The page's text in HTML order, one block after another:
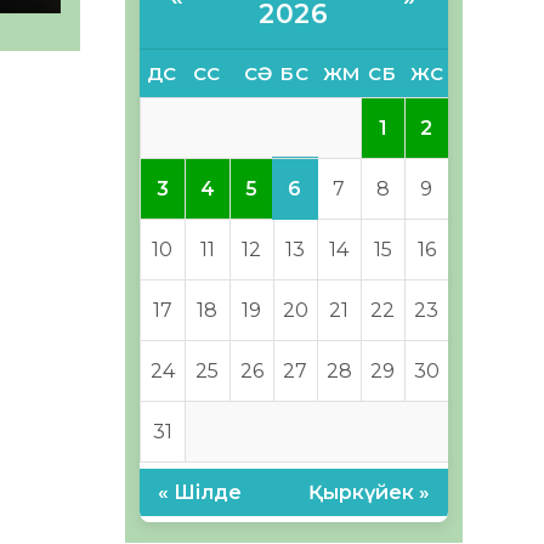
2026
ДС СС СӘ БС ЖМ СБ ЖС
1 2
3 4 5 6 7 8 9
10 11 12 13 14 15 16
17 18 19 20 21 22 23
24 25 26 27 28 29 30
31
« Шілде Қыркүйек »